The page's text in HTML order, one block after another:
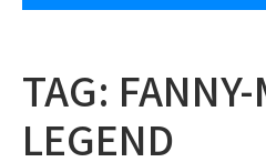
TAG:
LEGEND